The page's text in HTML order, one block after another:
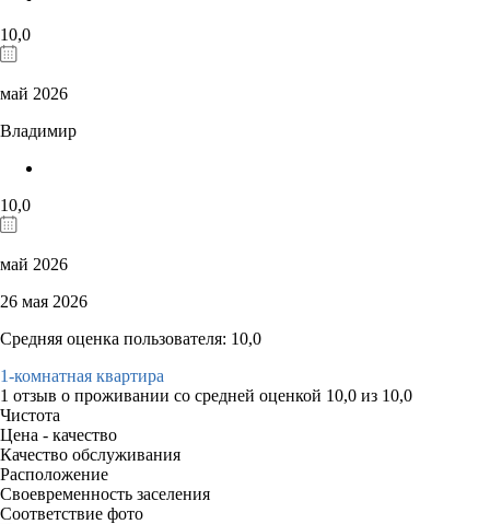
10,0
май 2026
Владимир
10,0
май 2026
26 мая 2026
Средняя оценка пользователя: 10,0
1-комнатная квартира
1 отзыв о проживании со средней оценкой 10,0 из 10,0
Чистота
Цена - качество
Качество обслуживания
Расположение
Своевременность заселения
Соответствие фото